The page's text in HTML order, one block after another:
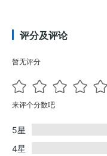
评分及评论
暂无评分
来评个分数吧
5星
4星